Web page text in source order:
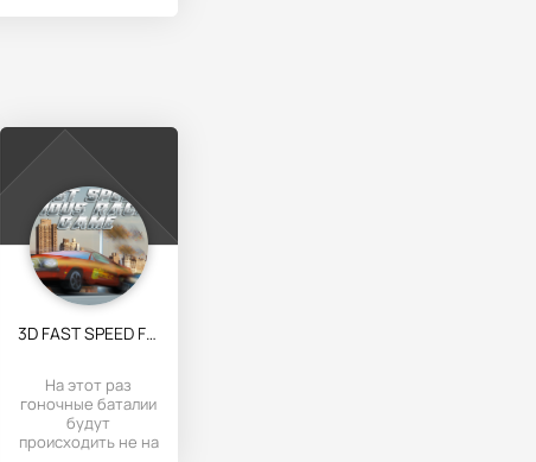
3D FAST SPEED FURIOUS CAR RACE
На этот раз
гоночные баталии
будут
происходить не на